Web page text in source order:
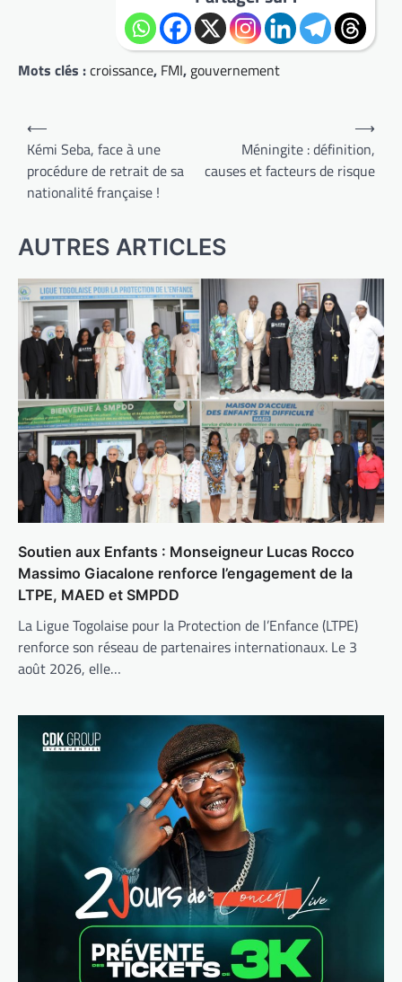
Mots clés :croissance, FMI, gouvernement
Navigation
de
l’article
⟵
Kémi Seba, face à une
procédure de retrait de sa
nationalité française !
Méningite : définition,
causes et facteurs de risque
⟶
AUTRES ARTICLES
Soutien aux Enfants : Monseigneur Lucas Rocco
Massimo Giacalone renforce l’engagement de la
LTPE, MAED et SMPDD
La Ligue Togolaise pour la Protection de l’Enfance (LTPE)
renforce son réseau de partenaires internationaux. Le 3
août 2026, elle…